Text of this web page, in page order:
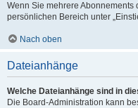
Wenn Sie mehrere
persönlichen Bereich unter
Nach oben
Dateianhänge
Welche Dateianhänge sind in
Die Board-Administration kann